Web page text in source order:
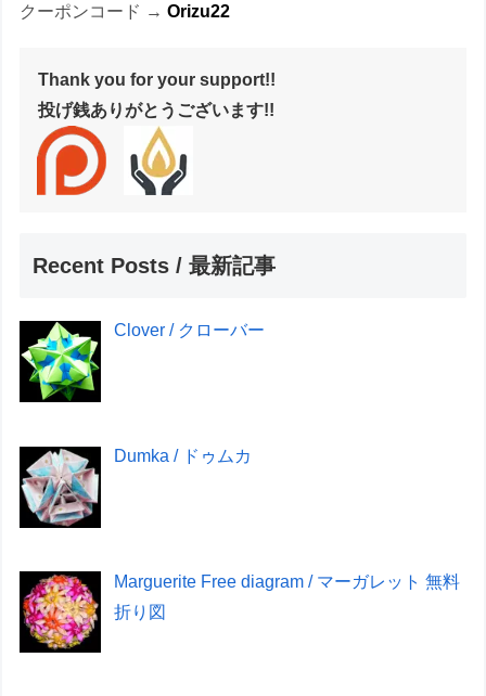
クーポンコード →Orizu22
Thank you for your support!!
投げ銭ありがとうございます!!
Recent Posts / 最新記事
Clover / クローバー
Dumka / ドゥムカ
Marguerite Free diagram / マーガレット 無料
折り図